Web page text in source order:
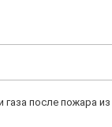
после пожара